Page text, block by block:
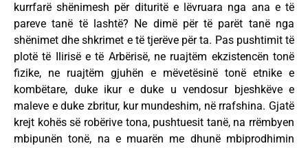
kurrfarë shënimesh për dituritë e lëvruara nga ana e të
pareve tanë të lashtë? Ne dimë për të parët tanë nga
shënimet dhe shkrimet e të tjerëve për ta. Pas pushtimit të
plotë të Ilirisë e të Arbërisë, ne ruajtëm ekzistencën tonë
fizike, ne ruajtëm gjuhën e mëvetësinë tonë etnike e
kombëtare, duke ikur e duke u vendosur bjeshkëve e
maleve e duke zbritur, kur mundeshim, në rrafshina. Gjatë
krejt kohës së robërive tona, pushtuesit tanë, na rrëmbyen
mbipunën tonë, na e muarën me dhunë mbiprodhimin